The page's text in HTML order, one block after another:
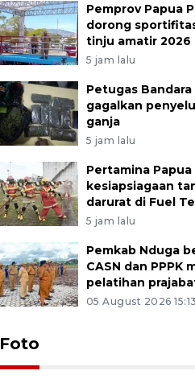
Pemprov Papua
dorong
tinju amatir 2026
5 jam lalu
Petugas
gagalkan
ganja
5 jam lalu
Pertamina Papua
kesiapsiagaan
darurat di Fuel
5 jam lalu
Pemkab Nduga
CASN dan PPPK
pelatihan
05 August 2026
Foto